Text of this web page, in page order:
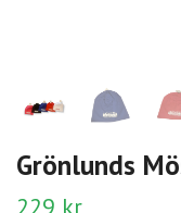
Grönlunds
229 kr